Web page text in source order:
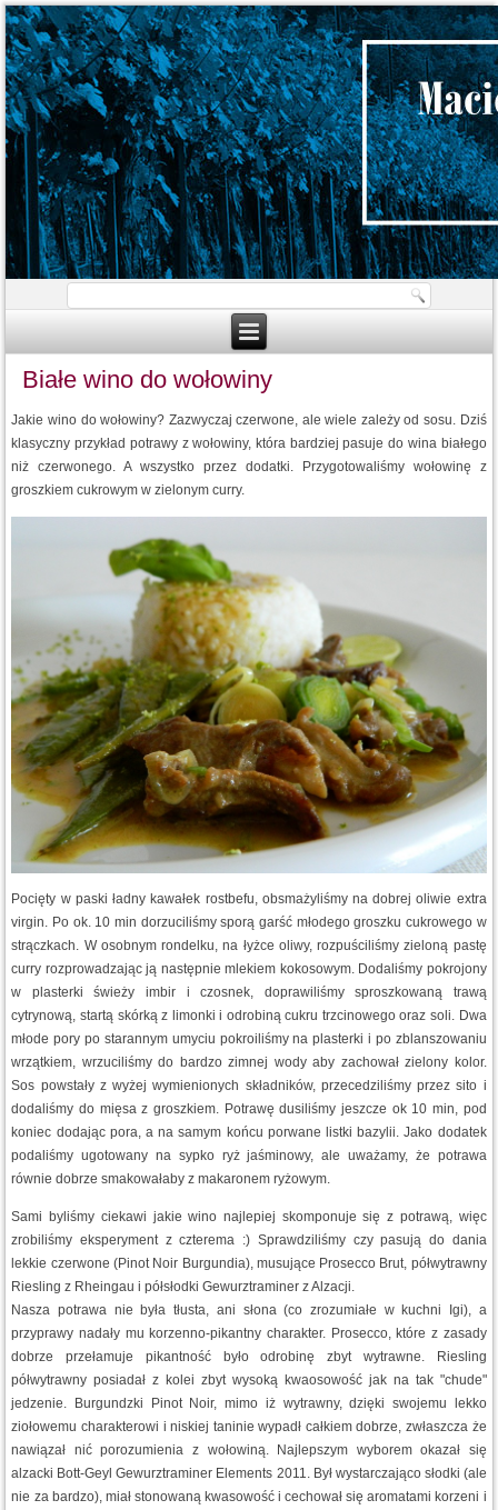
Białe wino do wołowiny
Jakie wino do wołowiny? Zazwyczaj czerwone, ale wiele zależy od sosu. Dziś
klasyczny przykład potrawy z wołowiny, która bardziej pasuje do wina białego
niż czerwonego. A wszystko przez dodatki. Przygotowaliśmy wołowinę z
groszkiem cukrowym w zielonym curry.
Pocięty w paski ładny kawałek rostbefu, obsmażyliśmy na dobrej oliwie extra
virgin. Po ok. 10 min dorzuciliśmy sporą garść młodego groszku cukrowego w
strączkach. W osobnym rondelku, na łyżce oliwy, rozpuściliśmy zieloną pastę
curry rozprowadzając ją następnie mlekiem kokosowym. Dodaliśmy pokrojony
w plasterki świeży imbir i czosnek, doprawiliśmy sproszkowaną trawą
cytrynową, startą skórką z limonki i odrobiną cukru trzcinowego oraz soli. Dwa
młode pory po starannym umyciu pokroiliśmy na plasterki i po zblanszowaniu
wrzątkiem, wrzuciliśmy do bardzo zimnej wody aby zachował zielony kolor.
Sos powstały z wyżej wymienionych składników, przecedziliśmy przez sito i
dodaliśmy do mięsa z groszkiem. Potrawę dusiliśmy jeszcze ok 10 min, pod
koniec dodając pora, a na samym końcu porwane listki bazylii. Jako dodatek
podaliśmy ugotowany na sypko ryż jaśminowy, ale uważamy, że potrawa
równie dobrze smakowałaby z makaronem ryżowym.
Sami byliśmy ciekawi jakie wino najlepiej skomponuje się z potrawą, więc
zrobiliśmy eksperyment z czterema :) Sprawdziliśmy czy pasują do dania
lekkie czerwone (Pinot Noir Burgundia), musujące Prosecco Brut, półwytrawny
Riesling z Rheingau i półsłodki Gewurztraminer z Alzacji.
Nasza potrawa nie była tłusta, ani słona (co zrozumiałe w kuchni Igi), a
przyprawy nadały mu korzenno-pikantny charakter. Prosecco, które z zasady
dobrze przełamuje pikantność było odrobinę zbyt wytrawne. Riesling
półwytrawny posiadał z kolei zbyt wysoką kwaosowość jak na tak "chude"
jedzenie. Burgundzki Pinot Noir, mimo iż wytrawny, dzięki swojemu lekko
ziołowemu charakterowi i niskiej taninie wypadł całkiem dobrze, zwłaszcza że
nawiązał nić porozumienia z wołowiną. Najlepszym wyborem okazał się
alzacki Bott-Geyl Gewurztraminer Elements 2011. Był wystarczająco słodki (ale
nie za bardzo), miał stonowaną kwasowość i cechował się aromatami korzeni i